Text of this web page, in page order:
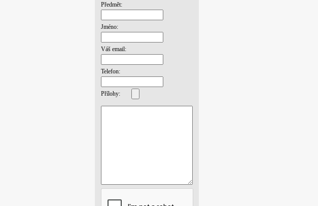
Předmět:
Jméno:
Váš email:
Telefon:
Přílohy: